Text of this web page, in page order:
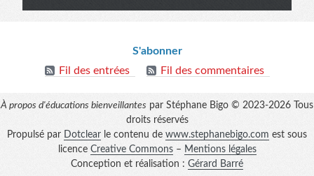
Informations
S'abonner
Fil des entrées
Fil des commentaires
À propos d'éducations bienveillantes par Stéphane Bigo © 2023-2026 Tous
droits réservés
Propulsé par Dotclear le contenu de www.stephanebigo.com est sous
licence Creative Commons– Mentions légales
Conception et réalisation : Gérard Barré